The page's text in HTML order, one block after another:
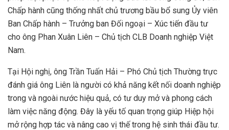
Chấp hành cũng thống nhất chủ trương bầu bổ sung Ủy viên
Ban Chấp hành – Trưởng ban Đối ngoại – Xúc tiến đầu tư
cho ông Phan Xuân Liên – Chủ tịch CLB Doanh nghiệp Việt
Nam.
Tại Hội nghị, ông Trần Tuấn Hải – Phó Chủ tịch Thường trực
đánh giá ông Liên là người có khả năng kết nối doanh nghiệp
trong và ngoài nước hiệu quả, có tư duy mở và phong cách
làm việc năng động. Đây là yếu tố quan trọng giúp Hiệp hội
mở rộng hợp tác và nâng cao vị thế trong hệ sinh thái đầu tư.